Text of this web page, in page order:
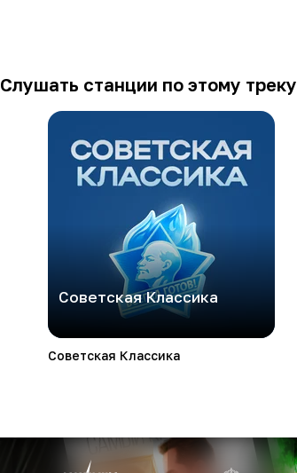
Слушать станции по этому треку
Советская Классика
Советская Классика